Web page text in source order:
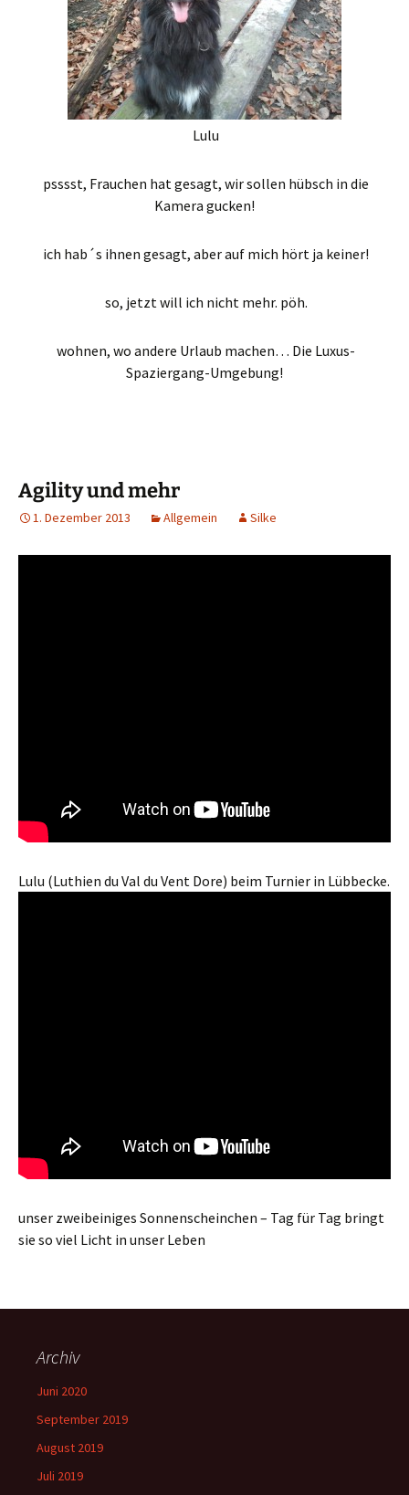
Lulu
psssst, Frauchen hat gesagt, wir sollen hübsch in die
Kamera gucken!
ich hab´s ihnen gesagt, aber auf mich hört ja keiner!
so, jetzt will ich nicht mehr. pöh.
wohnen, wo andere Urlaub machen… Die Luxus-
Spaziergang-Umgebung!
Agility und mehr
1. Dezember 2013 Allgemein Silke
Lulu (Luthien du Val du Vent Dore) beim Turnier in Lübbecke.
unser zweibeiniges Sonnenscheinchen – Tag für Tag bringt
sie so viel Licht in unser Leben
Archiv
Juni 2020
September 2019
August 2019
Juli 2019